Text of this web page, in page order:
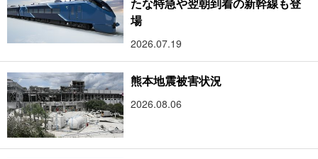
場
2026.07.19
熊本地震被害状況
2026.08.06